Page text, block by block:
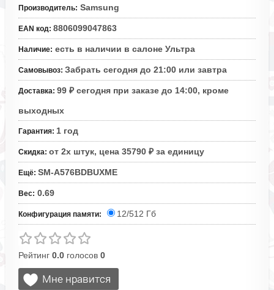
Производитель: Samsung
EAN код: 8806099047863
Наличие: есть в наличии в салоне Ультра
Самовывоз: Забрать сегодня до 21:00 или завтра
Доставка: 99 ₽ сегодня при заказе до 14:00, кроме
выходных
Гарантия: 1 год
Скидка: от 2х штук, цена 35790 ₽ за единицу
Ещё: SM-A576BDBUXME
Вес: 0.69
Конфигурация памяти: 12/512 Гб
Рейтинг 0.0голосов 0